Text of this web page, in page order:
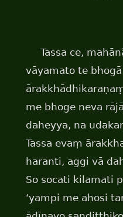
Tassa ce,
vāyamato te
me bhoge neva
daheyya, na
Tassa evaṃ
haranti, aggi vā
So socati kilamati
‘yampi me ahosi